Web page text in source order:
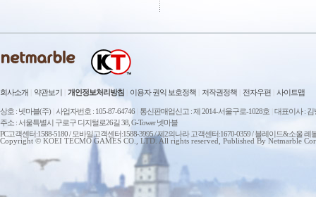
회사소개 약관보기 개인정보처리방침 이용자 권익 보호정책 저작권정책 전자우편 사이트맵
상호 : 넷마블(주) 사업자번호 : 105-87-64746 통신판매업신고 : 제 2014-서울구로-1028호 대표이사 : 김
주소 : 서울특별시 구로구 디지털로26길 38, G-Tower 넷마블
PC고객센터:1588-5180 / 모바일고객센터:1588-3995 / 제2의나라 고객센터:1670-0359 / 블레이드&소울
Copyright © KOEI TECMO GAMES CO., LTD. All rights reserved, Published By Netmarble